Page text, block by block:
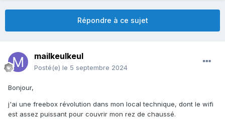
Répondre à ce sujet
mailkeulkeul
Posté(e) le 5 septembre 2024
Bonjour,
j'ai une freebox révolution dans mon local technique, dont le wifi
est assez puissant pour couvrir mon rez de chaussé.